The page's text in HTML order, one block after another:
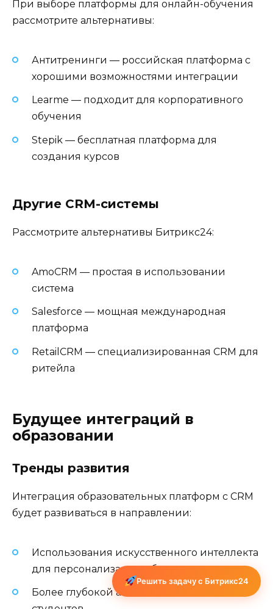
При выборе платформы для онлайн-обучения
рассмотрите альтернативы:
Антитренинги — российская платформа с
хорошими возможностями интеграции
Learme — подходит для корпоративного
обучения
Stepik — бесплатная платформа для
создания курсов
Другие CRM-системы
Рассмотрите альтернативы Битрикс24:
AmoCRM — простая в использовании
система
Salesforce — мощная международная
платформа
RetailCRM — специализированная CRM для
ритейла
Будущее интеграций в
образовании
Тренды развития
Интеграция образовательных платформ с CRM
будет развиваться в направлении:
Использования искусственного интеллекта
для персонализации обучения
Более глубокой аналитики поведения
Решить задачу с Битрикс24